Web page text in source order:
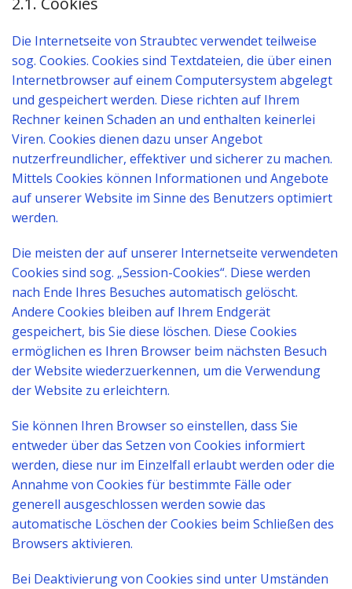
Die Internetseite von Straubtec verwendet teilweise
sog. Cookies. Cookies sind Textdateien, die über einen
Internetbrowser auf einem Computersystem abgelegt
und gespeichert werden. Diese richten auf Ihrem
Rechner keinen Schaden an und enthalten keinerlei
Viren. Cookies dienen dazu unser Angebot
nutzerfreundlicher, effektiver und sicherer zu machen.
Mittels Cookies können Informationen und Angebote
auf unserer Website im Sinne des Benutzers optimiert
werden.
Die meisten der auf unserer Internetseite verwendeten
Cookies sind sog. „Session-Cookies“. Diese werden
nach Ende Ihres Besuches automatisch gelöscht.
Andere Cookies bleiben auf Ihrem Endgerät
gespeichert, bis Sie diese löschen. Diese Cookies
ermöglichen es Ihren Browser beim nächsten Besuch
der Website wiederzuerkennen, um die Verwendung
der Website zu erleichtern.
Sie können Ihren Browser so einstellen, dass Sie
entweder über das Setzen von Cookies informiert
werden, diese nur im Einzelfall erlaubt werden oder die
Annahme von Cookies für bestimmte Fälle oder
generell ausgeschlossen werden sowie das
automatische Löschen der Cookies beim Schließen des
Browsers aktivieren.
Bei Deaktivierung von Cookies sind unter Umständen